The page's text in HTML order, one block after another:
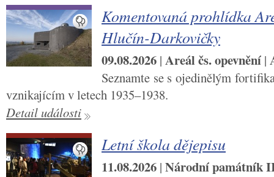
Komentovaná prohlídka
Hlučín-Darkovičky
09.08.2026 | Areál čs. opevnění |
Seznamte se s ojedinělým
vznikajícím v letech 1935–1938.
Detail události
Letní škola dějepisu
11.08.2026 | Národní památník